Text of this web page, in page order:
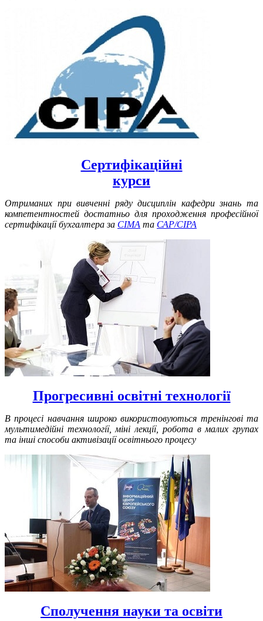
Сертифікаційні
курси
Отриманих при вивченні ряду дисциплін кафедри знань та
компетентностей достатньо для проходження професійної
сертифікації бухгалтера за CIMA та САР/CIPA
Прогресивні освітні технології
В процесі навчання широко використовуються тренінгові та
мультимедійні технології, міні лекції, робота в малих групах
та інші способи активізації освітнього процесу
Сполучення науки та освіти